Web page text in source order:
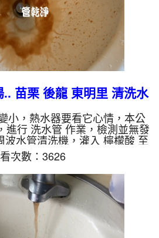
苗栗 後龍 東明里 清洗水
管
小，熱水器要看它心情，本公
進行 洗水管 作業，檢測並無發
波水管清洗機，灌入 檸檬酸 至
開啟 水管清洗機 ，啟動 螺旋
流出髒水，就像是中藥湯，二
水量恢復熱水器也正常了。 如
，會產生鐵鏽跟泥沙堆積，洗
，地下水含有氧化錳，管壁上
來的水會跟石油一樣黑，有些
裡面有銅的物質，生鏽產生銅
是藍色的水，是...
次數：3626